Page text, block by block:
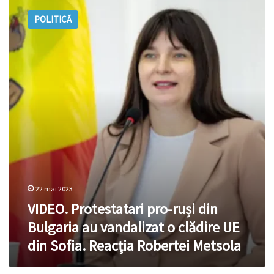
Protestatari
pro-
ruși
din
Bulgaria
au
vandalizat
o
clădire
Reacția
Metsola
POLITICĂ
22 mai 2023
VIDEO. Protestatari pro-ruși din
Bulgaria au vandalizat o clădire UE
din Sofia. Reacția Robertei Metsola